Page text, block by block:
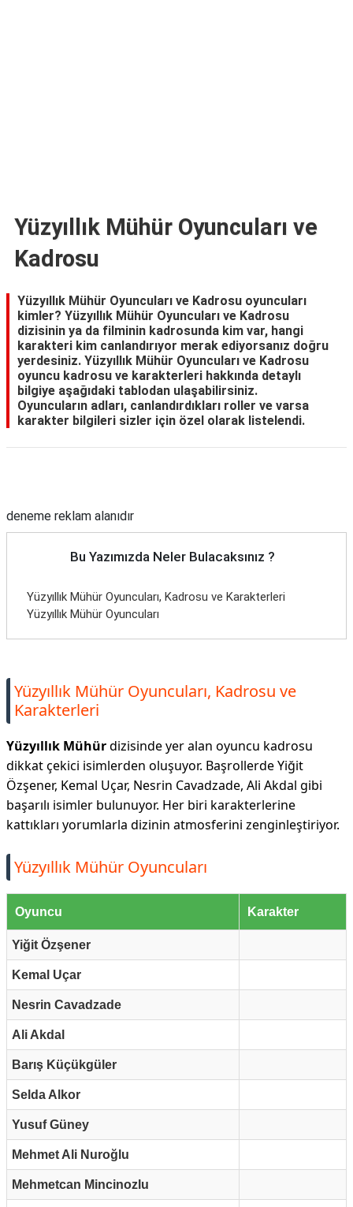
Yüzyıllık Mühür Oyuncuları ve
Kadrosu
Yüzyıllık Mühür Oyuncuları ve Kadrosu oyuncuları
kimler? Yüzyıllık Mühür Oyuncuları ve Kadrosu
dizisinin ya da filminin kadrosunda kim var, hangi
karakteri kim canlandırıyor merak ediyorsanız doğru
yerdesiniz. Yüzyıllık Mühür Oyuncuları ve Kadrosu
oyuncu kadrosu ve karakterleri hakkında detaylı
bilgiye aşağıdaki tablodan ulaşabilirsiniz.
Oyuncuların adları, canlandırdıkları roller ve varsa
karakter bilgileri sizler için özel olarak listelendi.
deneme reklam alanıdır
Bu Yazımızda Neler Bulacaksınız ?
Yüzyıllık Mühür Oyuncuları, Kadrosu ve Karakterleri
Yüzyıllık Mühür Oyuncuları
Yüzyıllık Mühür Oyuncuları, Kadrosu ve
Karakterleri
Yüzyıllık Mühürdizisinde yer alan oyuncu kadrosu
dikkat çekici isimlerden oluşuyor. Başrollerde Yiğit
Özşener, Kemal Uçar, Nesrin Cavadzade, Ali Akdal gibi
başarılı isimler bulunuyor. Her biri karakterlerine
kattıkları yorumlarla dizinin atmosferini zenginleştiriyor.
Yüzyıllık Mühür Oyuncuları
Oyuncu Karakter
Yiğit Özşener
Kemal Uçar
Nesrin Cavadzade
Ali Akdal
Barış Küçükgüler
Selda Alkor
Yusuf Güney
Mehmet Ali Nuroğlu
Mehmetcan Mincinozlu